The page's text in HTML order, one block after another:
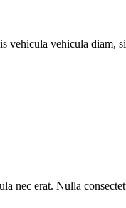
vehicula vehicula diam,
nec erat. Nulla